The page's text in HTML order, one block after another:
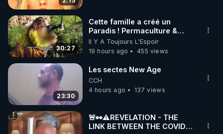
code : REGENERE10
▶ 30 jours gratuit sur l’application de méditation et
de bien-être ENVOL :
Rendez-vous sur https://www.envol.app/code
le code : REGENERE
30:27
Cette famille a créé un
Paradis ! Permaculture &
Autonomie
Il Y A Toujours L'Espoir
19 hours ago
455 views
23:30
Les sectes New Age
CCH
4 hours ago
137 views
🚨👀⚠️REVELATION - THE
LINK BETWEEN THE COVID